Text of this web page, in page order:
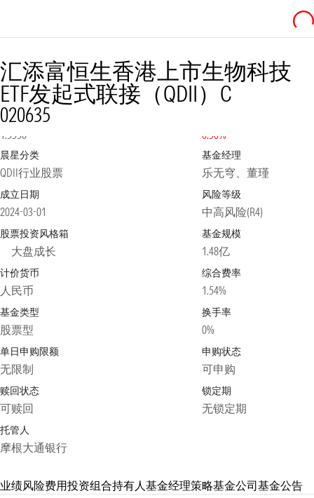
汇添富恒生香港上市生物科技
ETF发起式联接（QDII）C
020635
净值2026-08-06
1.5336 0.50%
晨星分类
QDII行业股票
基金经理
乐无穹、董瑾
成立日期
2024-03-01
风险等级
中高风险(R4)
股票投资风格箱
大盘成长
基金规模
1.48亿
计价货币
人民币
综合费率
1.54%
基金类型
股票型
换手率
0%
单日申购限额
无限制
申购状态
可申购
赎回状态
可赎回
锁定期
无锁定期
托管人
摩根大通银行
业绩风险费用投资组合持有人基金经理策略基金公司基金公告